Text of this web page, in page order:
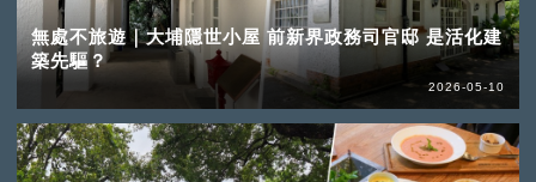
無處不旅遊｜大埔隱世小屋 前新界政務司官邸 是活化建
築先驅？
2026-05-10